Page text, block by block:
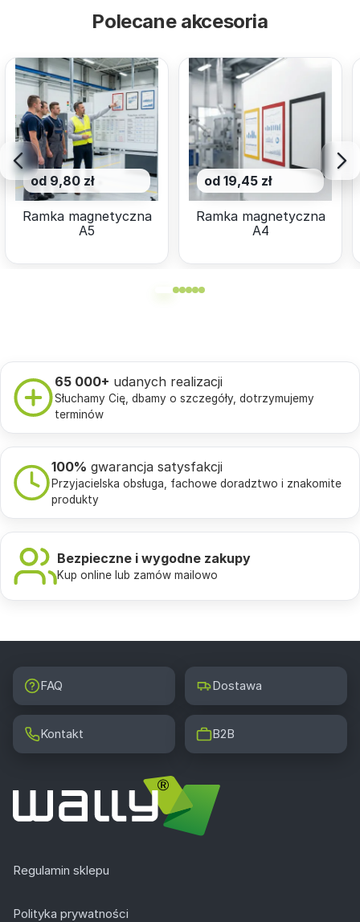
Polecane akcesoria
od 9,80 zł
Ramka magnetyczna
A5
od 19,45 zł
Ramka magnetyczna
A4
65 000+ udanych realizacji
Słuchamy Cię, dbamy o szczegóły, dotrzymujemy
terminów
100% gwarancja satysfakcji
Przyjacielska obsługa, fachowe doradztwo i znakomite
produkty
Bezpieczne i wygodne zakupy
Kup online lub zamów mailowo
FAQ Dostawa
Kontakt B2B
Regulamin sklepu
Polityka prywatności